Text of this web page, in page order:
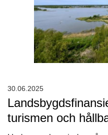
turismen och
30.06.2025